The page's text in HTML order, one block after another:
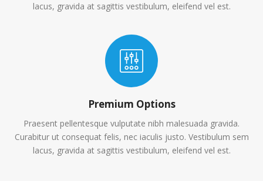
lacus, gravida at sagittis vestibulum, eleifend vel est.
Premium Options
Praesent pellentesque vulputate nibh malesuada gravida.
Curabitur ut consequat felis, nec iaculis justo. Vestibulum sem
lacus, gravida at sagittis vestibulum, eleifend vel est.